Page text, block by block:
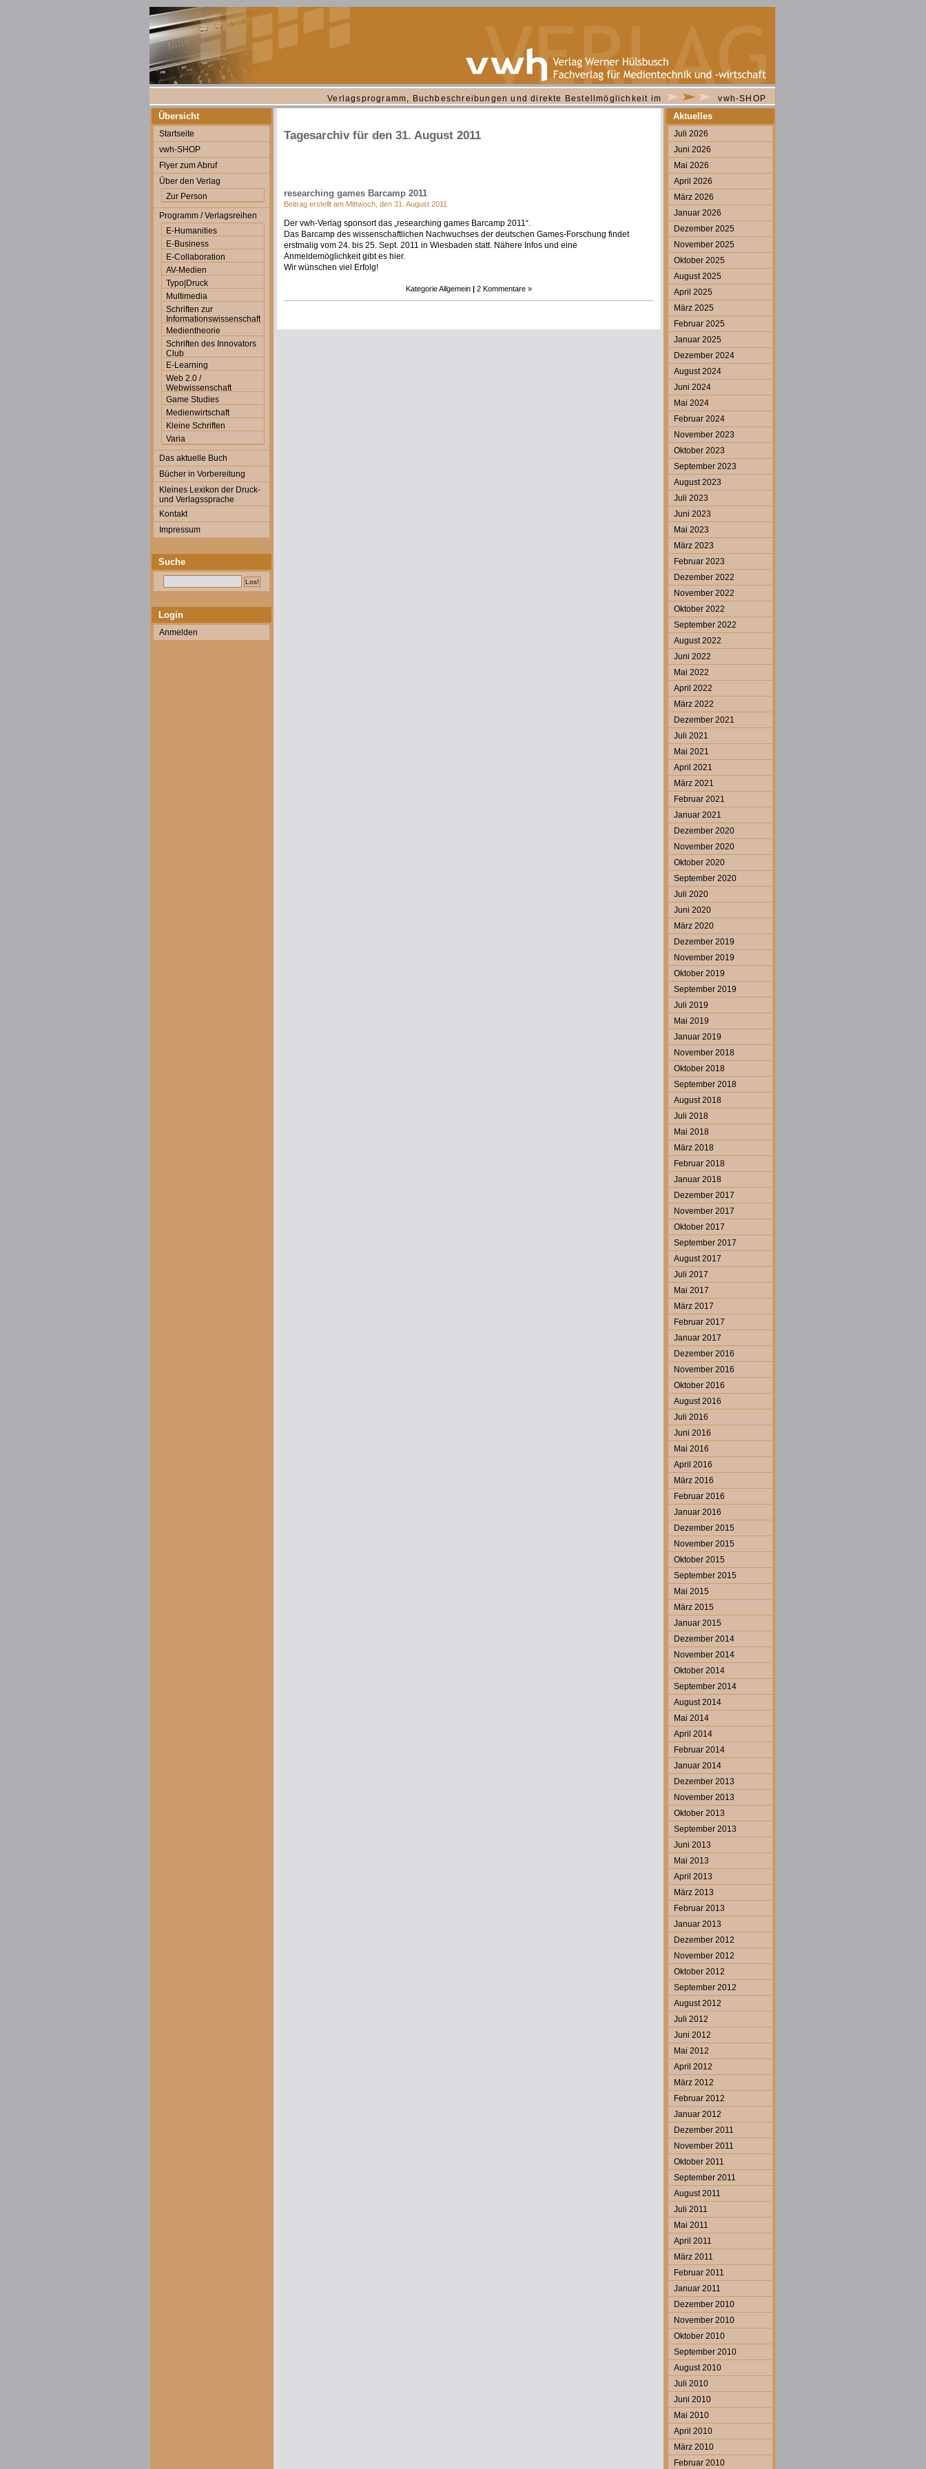
Verlagsprogramm, Buchbeschreibungen und direkte Bestellmöglichkeit im vwh-SHOP
Übersicht
Startseite
vwh-SHOP
Flyer zum Abruf
Über den Verlag
Zur Person
Programm / Verlagsreihen
E-Humanities
E-Business
E-Collaboration
AV-Medien
Typo|Druck
Multimedia
Schriften zur
Informationswissenschaft
Medientheorie
Schriften des Innovators
Club
E-Learning
Web 2.0 /
Webwissenschaft
Game Studies
Medienwirtschaft
Kleine Schriften
Varia
Das aktuelle Buch
Bücher in Vorbereitung
Kleines Lexikon der Druck-
und Verlagssprache
Kontakt
Impressum
Suche
Login
Anmelden
Tagesarchiv für den 31. August 2011
researching games Barcamp 2011
Beitrag erstellt am Mittwoch, den 31. August 2011
Der vwh-Verlag sponsort das „researching games Barcamp 2011“.
Das Barcamp des wissenschaftlichen Nachwuchses der deutschen Games-Forschung findet
erstmalig vom 24. bis 25. Sept. 2011 in Wiesbaden statt. Nähere Infos und eine
Anmeldemöglichkeit gibt es hier.
Wir wünschen viel Erfolg!
KategorieAllgemein | 2 Kommentare »
Aktuelles
Juli 2026
Juni 2026
Mai 2026
April 2026
März 2026
Januar 2026
Dezember 2025
November 2025
Oktober 2025
August 2025
April 2025
März 2025
Februar 2025
Januar 2025
Dezember 2024
August 2024
Juni 2024
Mai 2024
Februar 2024
November 2023
Oktober 2023
September 2023
August 2023
Juli 2023
Juni 2023
Mai 2023
März 2023
Februar 2023
Dezember 2022
November 2022
Oktober 2022
September 2022
August 2022
Juni 2022
Mai 2022
April 2022
März 2022
Dezember 2021
Juli 2021
Mai 2021
April 2021
März 2021
Februar 2021
Januar 2021
Dezember 2020
November 2020
Oktober 2020
September 2020
Juli 2020
Juni 2020
März 2020
Dezember 2019
November 2019
Oktober 2019
September 2019
Juli 2019
Mai 2019
Januar 2019
November 2018
Oktober 2018
September 2018
August 2018
Juli 2018
Mai 2018
März 2018
Februar 2018
Januar 2018
Dezember 2017
November 2017
Oktober 2017
September 2017
August 2017
Juli 2017
Mai 2017
März 2017
Februar 2017
Januar 2017
Dezember 2016
November 2016
Oktober 2016
August 2016
Juli 2016
Juni 2016
Mai 2016
April 2016
März 2016
Februar 2016
Januar 2016
Dezember 2015
November 2015
Oktober 2015
September 2015
Mai 2015
März 2015
Januar 2015
Dezember 2014
November 2014
Oktober 2014
September 2014
August 2014
Mai 2014
April 2014
Februar 2014
Januar 2014
Dezember 2013
November 2013
Oktober 2013
September 2013
Juni 2013
Mai 2013
April 2013
März 2013
Februar 2013
Januar 2013
Dezember 2012
November 2012
Oktober 2012
September 2012
August 2012
Juli 2012
Juni 2012
Mai 2012
April 2012
März 2012
Februar 2012
Januar 2012
Dezember 2011
November 2011
Oktober 2011
September 2011
August 2011
Juli 2011
Mai 2011
April 2011
März 2011
Februar 2011
Januar 2011
Dezember 2010
November 2010
Oktober 2010
September 2010
August 2010
Juli 2010
Juni 2010
Mai 2010
April 2010
März 2010
Februar 2010